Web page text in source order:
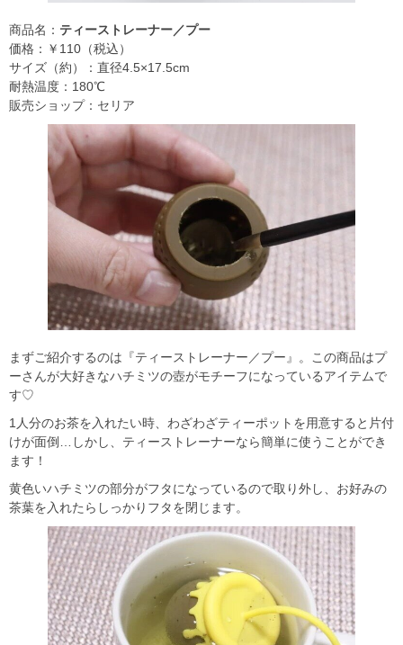
商品名： ティーストレーナー／プー
価格：￥110（税込）
サイズ（約）：直径4.5×17.5cm
耐熱温度：180℃
販売ショップ：セリア
まずご紹介するのは『ティーストレーナー／プー』。この商品はプ
ーさんが大好きなハチミツの壺がモチーフになっているアイテムで
す♡
1人分のお茶を入れたい時、わざわざティーポットを用意すると片付
けが面倒…しかし、ティーストレーナーなら簡単に使うことができ
ます！
黄色いハチミツの部分がフタになっているので取り外し、お好みの
茶葉を入れたらしっかりフタを閉じます。